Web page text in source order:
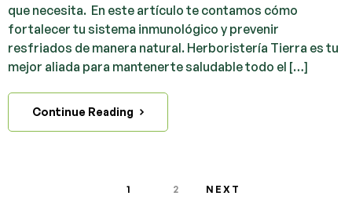
que necesita. En este artículo te contamos cómo
fortalecer tu sistema inmunológico y prevenir
resfriados de manera natural. Herboristería Tierra es tu
mejor aliada para mantenerte saludable todo el […]
Continue Reading
1 2 NEXT